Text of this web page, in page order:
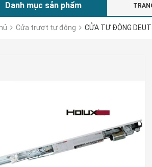
Danh mục sản phẩm
Cửa trượt tự động CỬA TỰ ĐỘNG